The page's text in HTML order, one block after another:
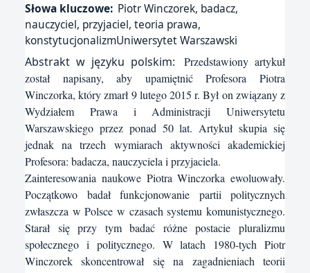
Słowa kluczowe: Piotr Winczorek, badacz,
nauczyciel, przyjaciel, teoria prawa,
konstytucjonalizmUniwersytet Warszawski
Abstrakt w języku polskim:
Przedstawiony artykuł
został napisany, aby upamiętnić Profesora Piotra
Winczorka, który zmarł 9 lutego 2015 r. Był on związany z
Wydziałem Prawa i Administracji Uniwersytetu
Warszawskiego przez ponad 50 lat. Artykuł skupia się
jednak na trzech wymiarach aktywności akademickiej
Profesora: badacza, nauczyciela i przyjaciela.
Zainteresowania naukowe Piotra Winczorka ewoluowały.
Początkowo badał funkcjonowanie partii politycznych
zwłaszcza w Polsce w czasach systemu komunistycznego.
Starał się przy tym badać różne postacie pluralizmu
społecznego i politycznego. W latach 1980-tych Piotr
Winczorek skoncentrował się na zagadnieniach teorii